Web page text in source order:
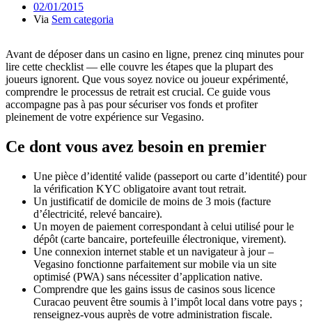
02/01/2015
Via Sem categoria
Avant de déposer dans un casino en ligne, prenez cinq minutes pour
lire cette checklist — elle couvre les étapes que la plupart des
joueurs ignorent. Que vous soyez novice ou joueur expérimenté,
comprendre le processus de retrait est crucial. Ce guide vous
accompagne pas à pas pour sécuriser vos fonds et profiter
pleinement de votre expérience sur Vegasino.
Ce dont vous avez besoin en premier
Une pièce d’identité valide (passeport ou carte d’identité) pour
la vérification KYC obligatoire avant tout retrait.
Un justificatif de domicile de moins de 3 mois (facture
d’électricité, relevé bancaire).
Un moyen de paiement correspondant à celui utilisé pour le
dépôt (carte bancaire, portefeuille électronique, virement).
Une connexion internet stable et un navigateur à jour –
Vegasino fonctionne parfaitement sur mobile via un site
optimisé (PWA) sans nécessiter d’application native.
Comprendre que les gains issus de casinos sous licence
Curacao peuvent être soumis à l’impôt local dans votre pays ;
renseignez-vous auprès de votre administration fiscale.